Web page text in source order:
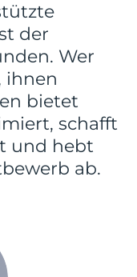
der
Wer
ihnen
bietet
schafft
und hebt
ab.